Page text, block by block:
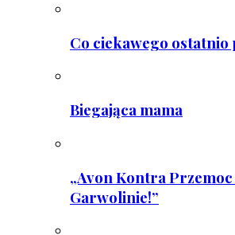
Co ciekawego ostatnio
Biegająca mama
„Avon Kontra
Garwolinie!”